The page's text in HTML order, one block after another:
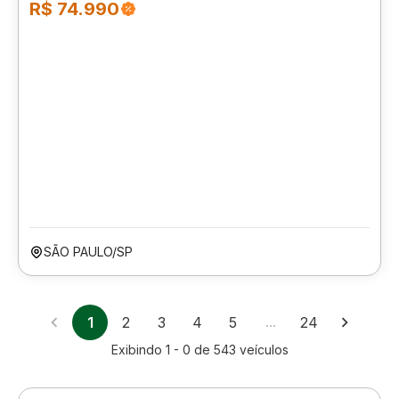
R$ 74.990
SÃO PAULO/SP
1 2 3 4 5 … 24
Exibindo 1 - 0 de 543 veículos